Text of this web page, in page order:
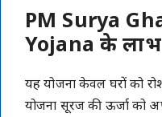
PM Surya
Yojana के लाभ
यह योजना केवल घरों को
योजना सूरज की ऊर्जा को